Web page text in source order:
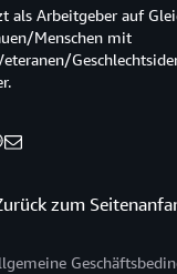
zum
als Arbeitgeber auf
Menschen mit